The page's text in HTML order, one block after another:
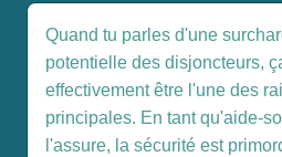
Quand tu parles d'une
potentielle des disjoncteurs,
effectivement être l'une des
principales. En tant qu'aide-
l'assure, la sécurité est